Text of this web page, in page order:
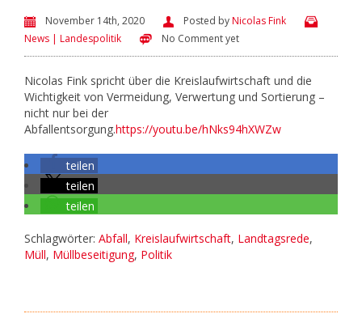
November 14th, 2020 Posted byNicolas Fink
News | Landespolitik
No Comment yet
Nicolas Fink spricht über die Kreislaufwirtschaft und die
Wichtigkeit von Vermeidung, Verwertung und Sortierung –
nicht nur bei der
Abfallentsorgung.https://youtu.be/hNks94hXWZw
teilen
teilen
teilen
Schlagwörter: Abfall, Kreislaufwirtschaft, Landtagsrede,
Müll, Müllbeseitigung, Politik